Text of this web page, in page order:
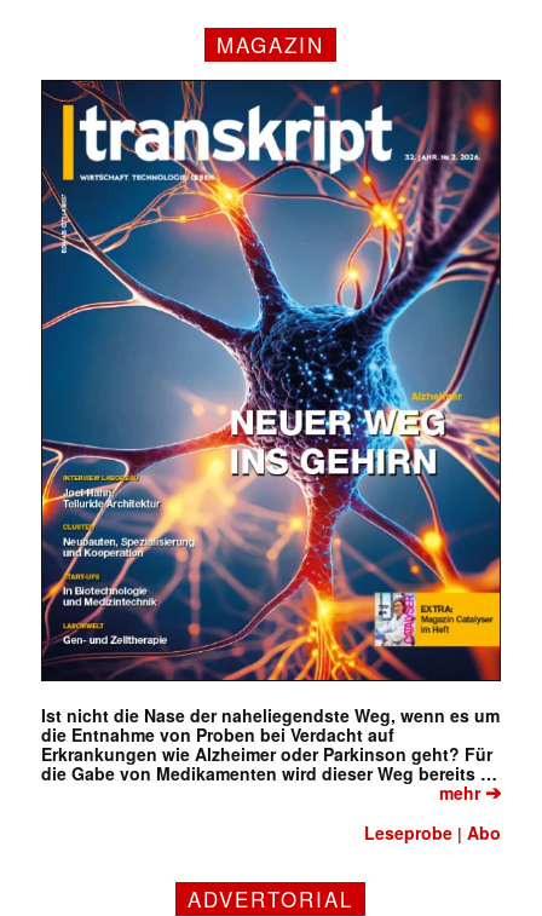
MAGAZIN
Ist nicht die Nase der naheliegendste Weg, wenn es um
die Entnahme von Proben bei Verdacht auf
Erkrankungen wie Alzheimer oder Parkinson geht? Für
die Gabe von Medikamenten wird dieser Weg bereits …
mehr➔
Leseprobe |Abo
ADVERTORIAL